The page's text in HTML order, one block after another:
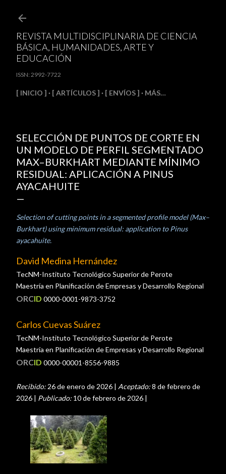
REVISTA MULTIDISCIPLINARIA DE CIENCIA
BÁSICA, HUMANIDADES, ARTE Y
EDUCACIÓN
ISSN: 2992-7722
[ INICIO ] [ ARTÍCULOS ] [ ENVÍOS ] MÁS…
SELECCIÓN DE PUNTOS DE CORTE EN
UN MODELO DE PERFIL SEGMENTADO
MAX–BURKHART MEDIANTE MÍNIMO
RESIDUAL: APLICACIÓN A PINUS
AYACAHUITE
Selection of cutting points in a segmented profile model (Max–
Burkhart) using minimum residual: application to Pinus
ayacahuite.
David Medina Hernández
TecNM-Instituto Tecnológico Superior de Perote
Maestría en Planificación de Empresas y Desarrollo Regional
ORCID 0000-0001-9873-3752
Carlos Cuevas Suárez
TecNM-Instituto Tecnológico Superior de Perote
Maestría en Planificación de Empresas y Desarrollo Regional
ORCID 0000-00001-8556-9885
Recibido: 26 de enero de 2026 | Aceptado:8 de febrero de
2026 | Publicado: 10 de febrero de 2026 |